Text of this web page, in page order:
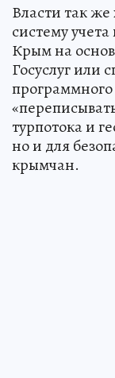
Власти так же
систему
Крым на
Госуслуг или
программного
турпотока и
но и для
крымчан.